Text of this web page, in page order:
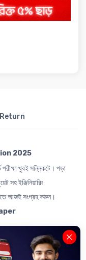
2025
পরীক্ষা খুবই সন্নিকটে। পড়া
সহ ইঞ্জিনিয়ারিং
আজই সংগ্রহ করুন।
ও এনালাইসিস।